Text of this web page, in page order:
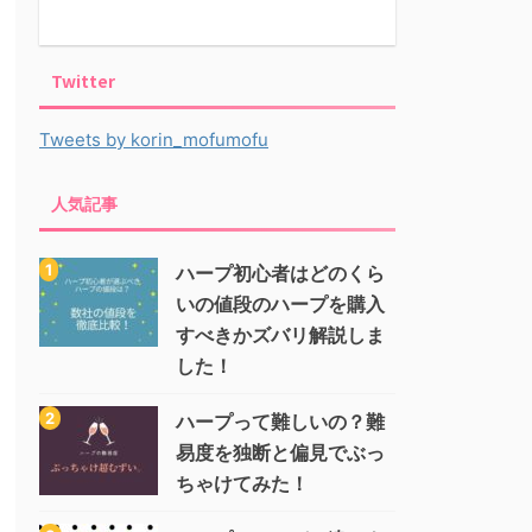
Twitter
Tweets by korin_mofumofu
人気記事
ハープ初心者はどのくら
いの値段のハープを購入
すべきかズバリ解説しま
した！
ハープって難しいの？難
易度を独断と偏見でぶっ
ちゃけてみた！